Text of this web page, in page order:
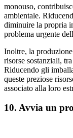
monouso,
ambientale.
diminuire la propria
problema urgente
Inoltre, la
risorse sostanziali,
Riducendo gli
queste preziose
associato alla loro
10. Avvia un